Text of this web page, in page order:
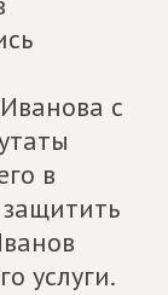
с
в
услуги.